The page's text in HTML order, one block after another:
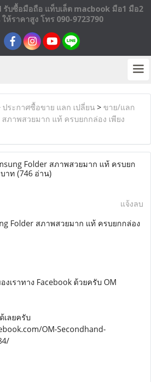
รับซื้อมือถือ แท็บเล็ต macbook มือ1 มือ2
ห้ราคาสูง โทร 090-9723790
ประกาศซื้อขาย แลก เปลี่ยน> ขาย/แลก
สภาพสวยมาก แท้ ครบยกกล่อง เพียง
Folder สภาพสวยมาก แท้ ครบยก
าท (746 อ่าน)
แจ้งลบ
Folder สภาพสวยมาก แท้ ครบยกกล่อง
งเราทาง Facebook ด้วยครับ OM
เลยครับ
OM-Secondhand-